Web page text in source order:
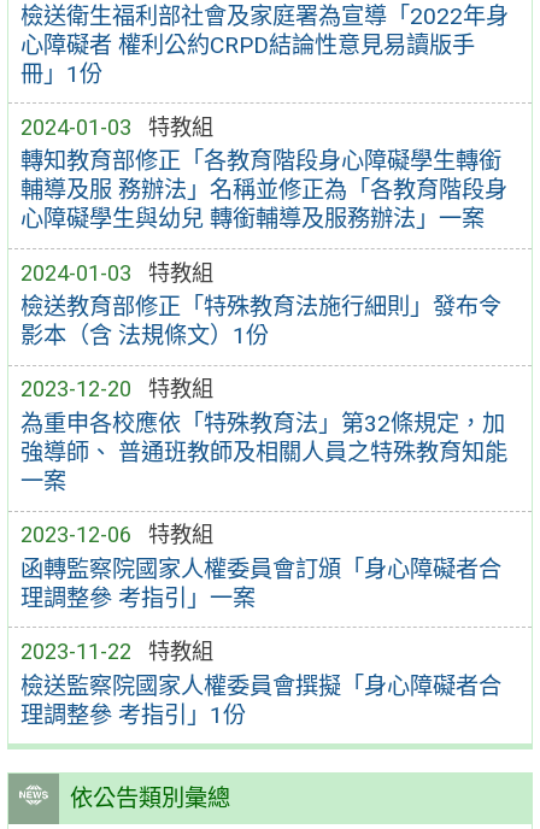
檢送衛生福利部社會及家庭署為宣導「2022年身
心障礙者 權利公約CRPD結論性意見易讀版手
冊」1份
2024-01-03 特教組
轉知教育部修正「各教育階段身心障礙學生轉銜
輔導及服 務辦法」名稱並修正為「各教育階段身
心障礙學生與幼兒 轉銜輔導及服務辦法」一案
2024-01-03 特教組
檢送教育部修正「特殊教育法施行細則」發布令
影本（含 法規條文）1份
2023-12-20 特教組
為重申各校應依「特殊教育法」第32條規定，加
強導師、 普通班教師及相關人員之特殊教育知能
一案
2023-12-06 特教組
函轉監察院國家人權委員會訂頒「身心障礙者合
理調整參 考指引」一案
2023-11-22 特教組
檢送監察院國家人權委員會撰擬「身心障礙者合
理調整參 考指引」1份
依公告類別彙總